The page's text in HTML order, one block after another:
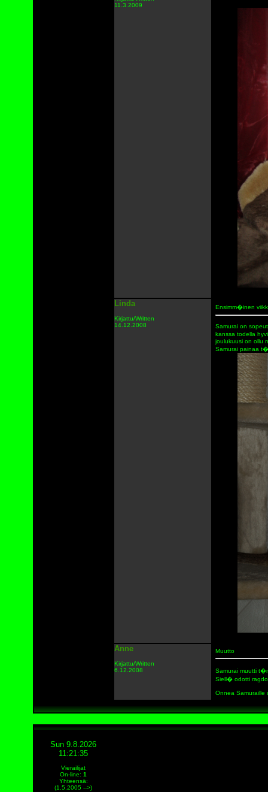
11.3.2009
Linda
Kirjattu/Written
14.12.2008
Ensimm�inen
Samurai on
kanssa todella
joulukuusi on ollu
Samurai painaa
Anne
Kirjattu/Written
6.12.2008
Muutto
Samurai muutti
Siell� odotti
Onnea Samuraille
Sun 9.8.2026
11:21:35
Vierailijat
On-line: 1
Yhteensä:
(1.5.2005 -->)